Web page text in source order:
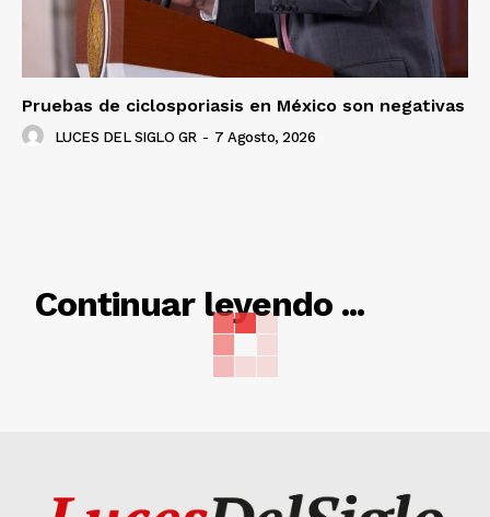
Pruebas de ciclosporiasis en México son negativas
LUCES DEL SIGLO GR - 7 Agosto, 2026
Continuar leyendo ...
RELACIONADO